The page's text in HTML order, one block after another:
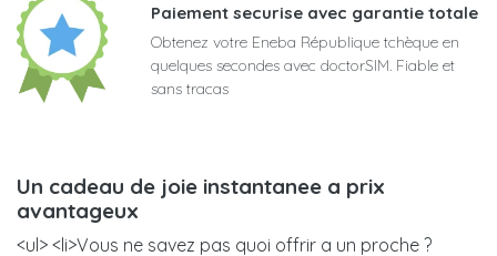
Paiement securise avec garantie totale
Obtenez votre Eneba République tchèque en
quelques secondes avec doctorSIM. Fiable et
sans tracas
Un cadeau de joie instantanee a prix
avantageux
<ul> <li>Vous ne savez pas quoi offrir a un proche ?